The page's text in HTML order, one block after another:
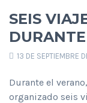
SEIS
13 DE SEPTIEMBRE
Durante el
organizado seis